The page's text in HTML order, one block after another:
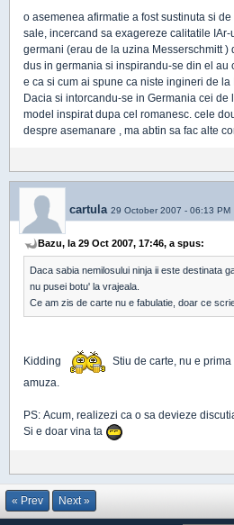
o asemenea afirmatie a fost sustinuta si
sale, incercand sa exagereze calitatile
germani (erau de la uzina Messerschmitt ) dupa ce au vazut avionul s-au
dus in germania si inspirandu-se din el au
e ca si cum ai spune ca niste ingineri de
Dacia si intorcandu-se in Germania cei de
model inspirat dupa cel romanesc. cele
despre asemanare , ma abtin sa fac alte
cartula 29 October 2007 - 06:13 PM
Bazu, la 29 Oct 2007, 17:46, a spus:
Daca sabia nemilosului ninja ii este destinata
nu pusei botu' la vrajeala.
Ce am zis de carte nu e fabulatie, doar ce
Kidding
Stiu de carte, nu e
amuza.
PS: Acum, realizezi ca o sa devieze
Si e doar vina ta
« Prev Next »